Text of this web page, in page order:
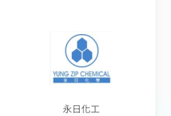
永日化工